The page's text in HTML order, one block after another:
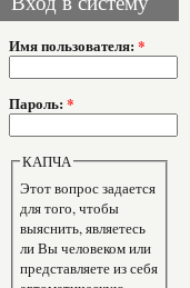
Имя пользователя: *
Пароль: *
КАПЧА
Этот вопрос задается
для того, чтобы
выяснить, являетесь
ли Вы человеком или
представляете из себя